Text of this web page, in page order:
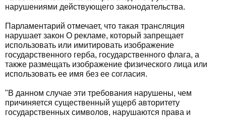
нарушениями действующего законодательства.
Парламентарий отмечает, что такая трансляция
нарушает закон О рекламе, который запрещает
использовать или имитировать изображение
государственного герба, государственного флага, а
также размещать изображение физического лица или
использовать ее имя без ее согласия.
"В данном случае эти требования нарушены, чем
причиняется существенный ущерб авторитету
государственных символов, нарушаются права и